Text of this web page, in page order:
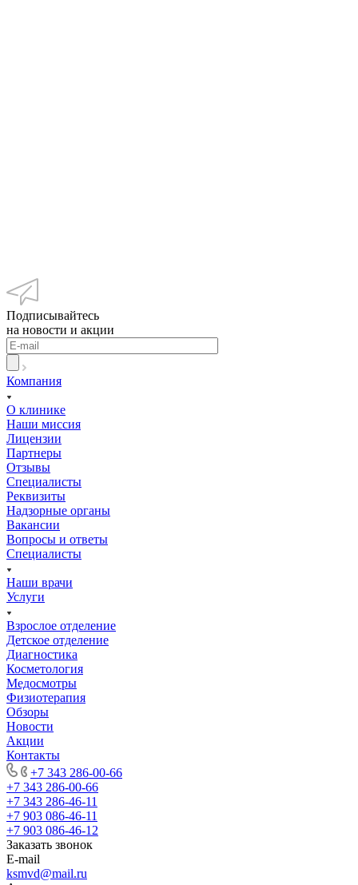
Подписывайтесь
на новости и акции
Компания
О клинике
Наши миссия
Лицензии
Партнеры
Отзывы
Специалисты
Реквизиты
Надзорные органы
Вакансии
Вопросы и ответы
Специалисты
Наши врачи
Услуги
Взрослое отделение
Детское отделение
Диагностика
Косметология
Медосмотры
Физиотерапия
Обзоры
Новости
Акции
Контакты
+7 343 286-00-66
+7 343 286-00-66
+7 343 286-46-11
+7 903 086-46-11
+7 903 086-46-12
Заказать звонок
E-mail
ksmvd@mail.ru